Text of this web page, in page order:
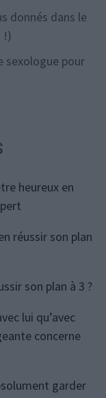
donnés dans le
!)
sexologue pour
heureux en
réussir son plan
son plan à 3 ?
lui qu’avec
concerne
garder